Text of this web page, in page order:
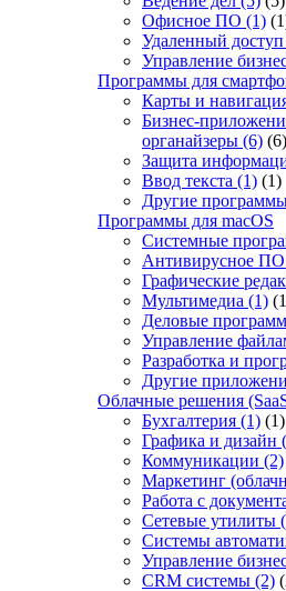
Офисное ПО (1)
Удаленный доступ
Управление
Программы для
Карты и
Бизнес-
органайзеры (6) (6)
Защита
Ввод текста (1) (1)
Другие
Программы для macOS
Системные
Антивирусное ПО
Графические
Мультимедиа (1)
Деловые
Управление
Разработка и
Другие
Облачные решения
Бухгалтерия (1) (1)
Графика и дизайн
Коммуникации (2)
Маркетинг
Работа с
Сетевые утилиты
Системы
Управление
CRM системы (2)